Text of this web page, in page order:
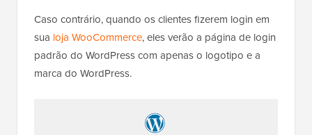
Caso contrário, quando os clientes fizerem login em
sua loja WooCommerce, eles verão a página de login
padrão do WordPress com apenas o logotipo e a
marca do WordPress.